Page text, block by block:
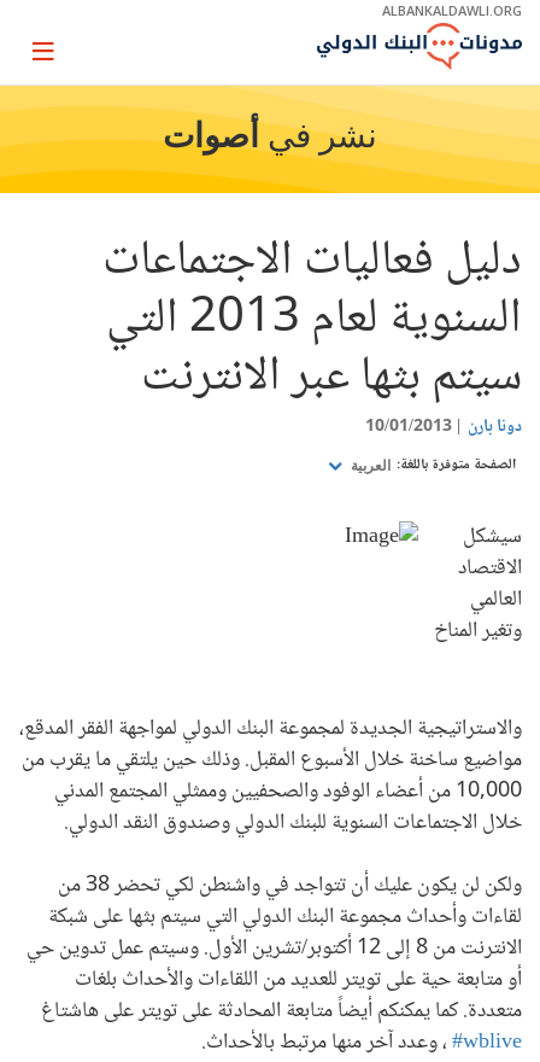
Skip
Main
ALBANKALDAWLI.ORG
Page
نشر في أصوات
دليل فعاليات الاجتماعات
السنوية لعام 2013 التي
سيتم بثها عبر الانترنت
دونا بارن 10/01/2013
الصفحة متوفرة باللغة: العربية
سيشكل
الاقتصاد
العالمي
وتغير المناخ
والاستراتيجية الجديدة لمجموعة البنك الدولي لمواجهة الفقر المدقع،
مواضيع ساخنة خلال الأسبوع المقبل. وذلك حين يلتقي ما يقرب من
10,000 من أعضاء الوفود والصحفيين وممثلي المجتمع المدني
خلال الاجتماعات السنوية للبنك الدولي وصندوق النقد الدولي.
ولكن لن يكون عليك أن تتواجد في واشنطن لكي تحضر 38 من
لقاءات وأحداث مجموعة البنك الدولي التي سيتم بثها على شبكة
الانترنت من 8 إلى 12 أكتوبر/تشرين الأول. وسيتم عمل تدوين حي
أو متابعة حية على تويتر للعديد من اللقاءات والأحداث بلغات
متعددة. كما يمكنكم أيضاً متابعة المحادثة على تويتر على هاشتاغ
wblive# ، وعدد آخر منها مرتبط بالأحداث.